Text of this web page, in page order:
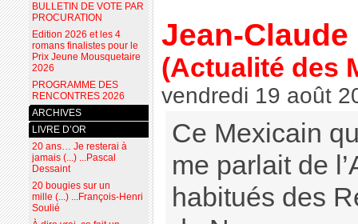
Jean-
(Actualité des
vendredi 19 août
Ce Mexicain
me parlait de
habitués des
BULLETIN DE VOTE PAR
PROCURATION
Edition 2026 et les 4
romans finalistes pour le
Prix Jeune Mousquetaire
2026
PROGRAMME DES
RENCONTRES 2026
ARCHIVES
LIVRE D’OR
20 ans… Je resterai à
jamais (...) ...Pascal
Dessaint
20 bougies sur un
mille (...) ...François-Henri
Soulié